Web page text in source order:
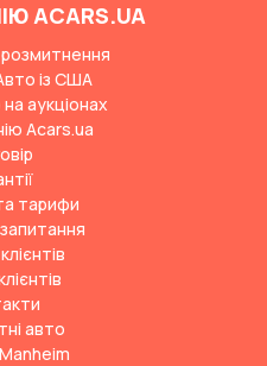
ACARS.UA
із США
аукціонах
Acars.ua
тарифи
авто